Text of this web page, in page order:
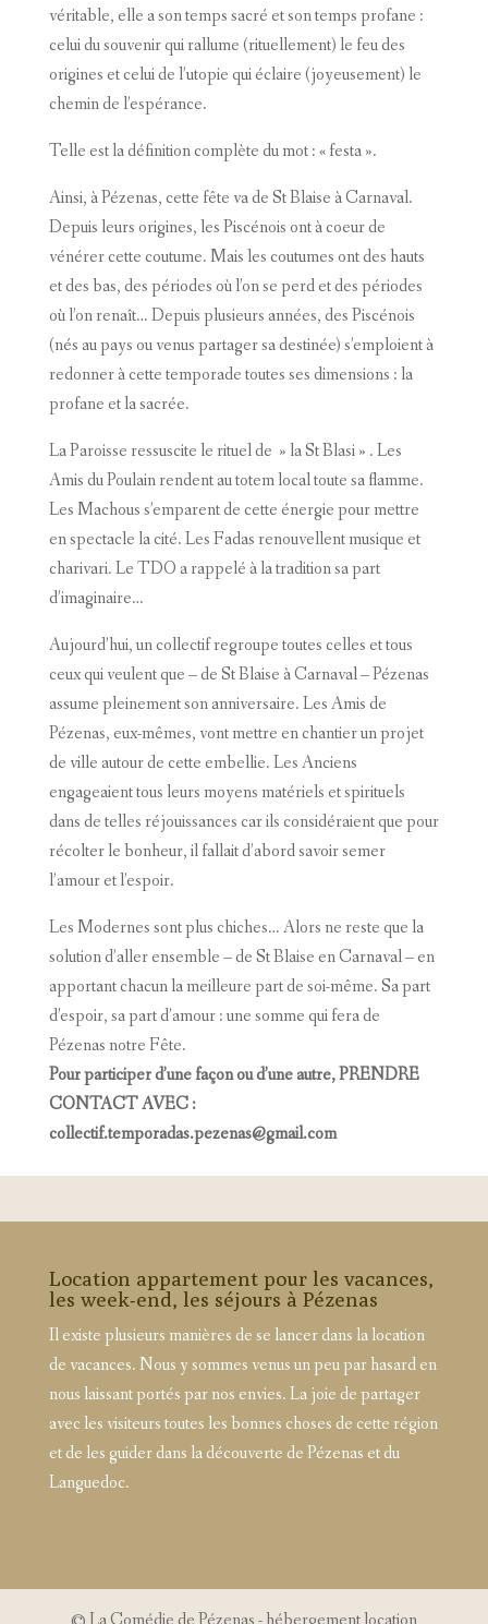
véritable, elle a son temps sacré et son temps profane :
celui du souvenir qui rallume (rituellement) le feu des
origines et celui de l’utopie qui éclaire (joyeusement) le
chemin de l’espérance.
Telle est la définition complète du mot : « festa ».
Ainsi, à Pézenas, cette fête va de St Blaise à Carnaval.
Depuis leurs origines, les Piscénois ont à coeur de
vénérer cette coutume. Mais les coutumes ont des hauts
et des bas, des périodes où l’on se perd et des périodes
où l’on renaît… Depuis plusieurs années, des Piscénois
(nés au pays ou venus partager sa destinée) s’emploient à
redonner à cette temporade toutes ses dimensions : la
profane et la sacrée.
La Paroisse ressuscite le rituel de » la St Blasi » . Les
Amis du Poulain rendent au totem local toute sa flamme.
Les Machous s’emparent de cette énergie pour mettre
en spectacle la cité. Les Fadas renouvellent musique et
charivari. Le TDO a rappelé à la tradition sa part
d’imaginaire…
Aujourd’hui, un collectif regroupe toutes celles et tous
ceux qui veulent que – de St Blaise à Carnaval – Pézenas
assume pleinement son anniversaire. Les Amis de
Pézenas, eux-mêmes, vont mettre en chantier un projet
de ville autour de cette embellie. Les Anciens
engageaient tous leurs moyens matériels et spirituels
dans de telles réjouissances car ils considéraient que pour
récolter le bonheur, il fallait d’abord savoir semer
l’amour et l’espoir.
Les Modernes sont plus chiches… Alors ne reste que la
solution d’aller ensemble – de St Blaise en Carnaval – en
apportant chacun la meilleure part de soi-même. Sa part
d’espoir, sa part d’amour : une somme qui fera de
Pézenas notre Fête.
Pour participer d’une façon ou d’une autre, PRENDRE
CONTACT AVEC :
collectif.temporadas.pezenas@gmail.com
Location appartement pour les vacances,
les week-end, les séjours à Pézenas
Il existe plusieurs manières de se lancer dans la location
de vacances. Nous y sommes venus un peu par hasard en
nous laissant portés par nos envies. La joie de partager
avec les visiteurs toutes les bonnes choses de cette région
et de les guider dans la découverte de Pézenas et du
Languedoc.